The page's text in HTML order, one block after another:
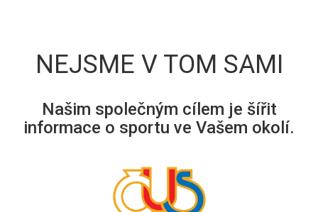
NEJSME V TOM SAMI
Našim společným cílem je šířit
informace o sportu ve Vašem okolí.